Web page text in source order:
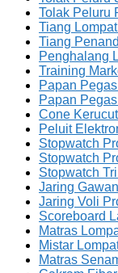
Tolak Peluru
Tiang
Tiang
Penghalang
Training
Papan
Papan
Cone
Peluit
Stopwatch
Stopwatch
Stopwatch
Jaring
Jaring Voli
Scoreboard
Matras
Mistar
Matras